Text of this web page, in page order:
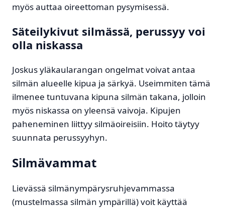
myös auttaa oireettoman pysymisessä.
Säteilykivut silmässä, perussyy voi
olla niskassa
Joskus yläkaularangan ongelmat voivat antaa
silmän alueelle kipua ja särkyä. Useimmiten tämä
ilmenee tuntuvana kipuna silmän takana, jolloin
myös niskassa on yleensä vaivoja. Kipujen
paheneminen liittyy silmäoireisiin. Hoito täytyy
suunnata perussyyhyn.
Silmävammat
Lievässä silmänympärysruhjevammassa
(mustelmassa silmän ympärillä) voit käyttää